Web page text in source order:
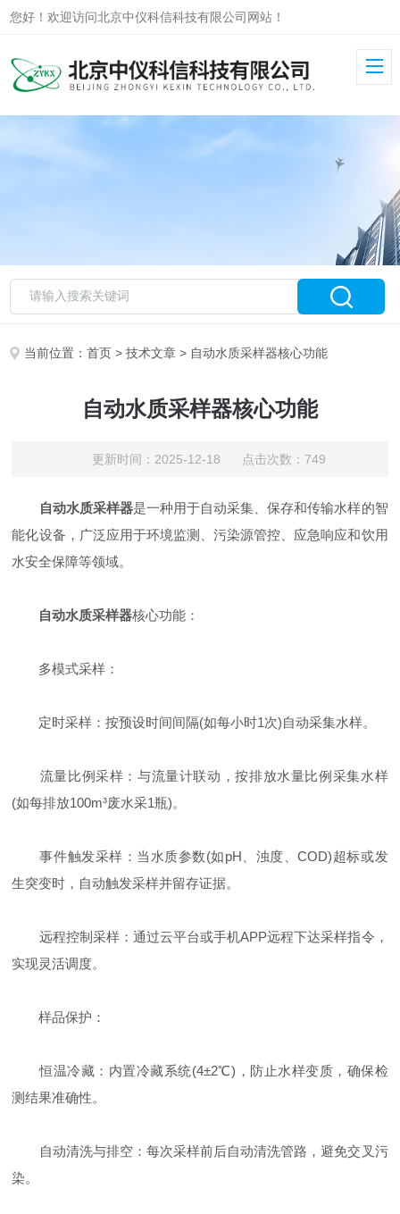
您好！欢迎访问北京中仪科信科技有限公司网站！
当前位置：首页 >技术文章 > 自动水质采样器核心功能
自动水质采样器核心功能
更新时间：2025-12-18 点击次数：749
自动水质采样器是一种用于自动采集、保存和传输水样的智
能化设备，广泛应用于环境监测、污染源管控、应急响应和饮用
水安全保障等领域。
自动水质采样器核心功能：
多模式采样：
定时采样：按预设时间间隔(如每小时1次)自动采集水样。
流量比例采样：与流量计联动，按排放水量比例采集水样
(如每排放100m³废水采1瓶)。
事件触发采样：当水质参数(如pH、浊度、COD)超标或发
生突变时，自动触发采样并留存证据。
远程控制采样：通过云平台或手机APP远程下达采样指令，
实现灵活调度。
样品保护：
恒温冷藏：内置冷藏系统(4±2℃)，防止水样变质，确保检
测结果准确性。
自动清洗与排空：每次采样前后自动清洗管路，避免交叉污
染。